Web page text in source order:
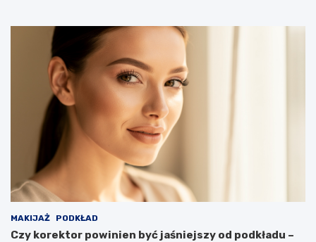
MAKIJAŻ PODKŁAD
Czy korektor powinien być jaśniejszy od podkładu –